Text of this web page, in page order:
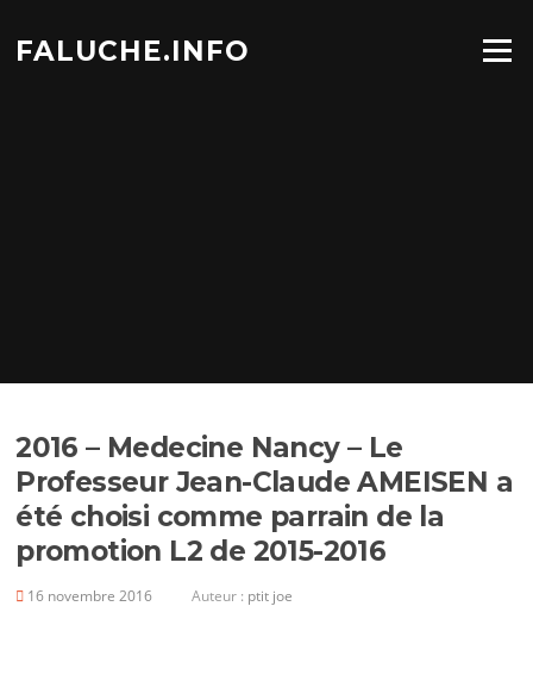
contenu
FALUCHE.INFO Menu
2016 – Medecine Nancy – Le
Professeur Jean-Claude AMEISEN a
été choisi comme parrain de la
promotion L2 de 2015-2016
16 novembre 2016 Auteur : ptit joe